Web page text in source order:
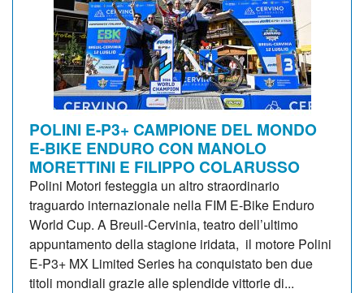
POLINI E-P3+ CAMPIONE DEL MONDO
E-BIKE ENDURO CON MANOLO
MORETTINI E FILIPPO COLARUSSO
Polini Motori festeggia un altro straordinario
traguardo internazionale nella FIM E-Bike Enduro
World Cup. A Breuil-Cervinia, teatro dell’ultimo
appuntamento della stagione iridata, il motore Polini
E-P3+ MX Limited Series ha conquistato ben due
titoli mondiali grazie alle splendide vittorie di...